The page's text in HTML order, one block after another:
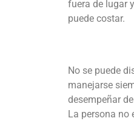
fuera de lugar
puede costar.
No se puede
manejarse
desempeñar
La persona no